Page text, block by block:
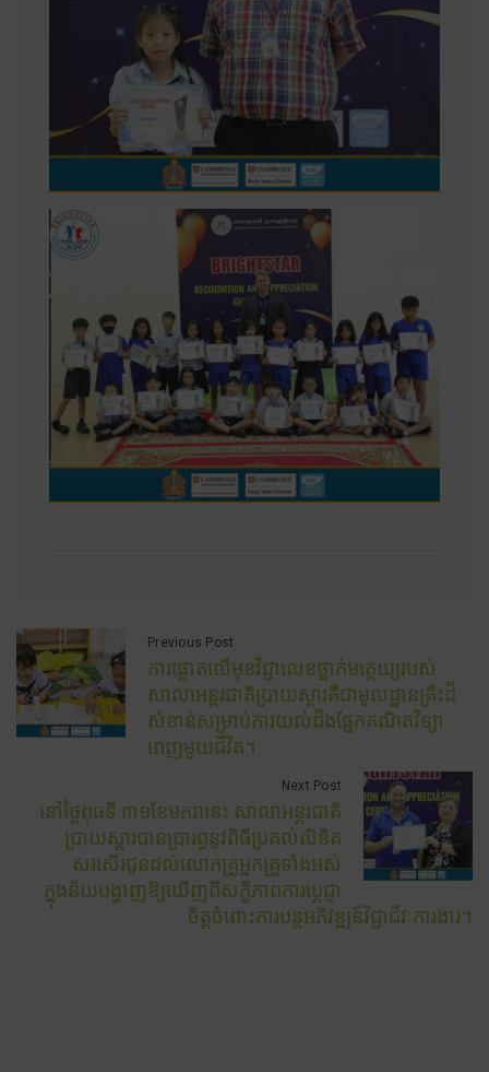
Previous Post
ការផ្តោតលើមុខវិជ្ជាលេខថ្នាក់មត្តេយ្យរបស់
សាលាអន្តរជាតិប្រាយស្តារគឺជាមូលដ្ឋានគ្រឹះដ៏
សំខាន់សម្រាប់ការយល់ដឹងផ្នែកគណិតវិទ្យា
ពេញមួយជីវិត។
Next Post
នៅថ្ងៃពុធទី ៣១ខែមករានេះ សាលាអន្តរជាតិ
ប្រាយស្តារបានប្រារព្ធនូវពិធីប្រគល់លិខិត
សរសើរជូនដល់លោកគ្រូអ្នកគ្រូទាំងអស់
ក្នុងន័យបង្ហាញឱ្យឃើញពីសក្ខីភាពការប្តេជ្ញា
ចិត្តចំពោះការបន្តអភិវឌ្ឍន៍វិជ្ជាជីវៈការងារ។